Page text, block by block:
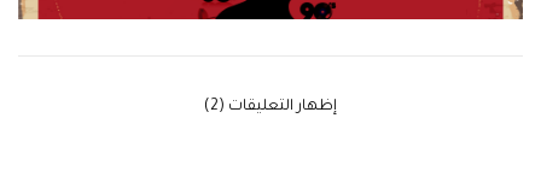
‫إظهار التعليقات (2)